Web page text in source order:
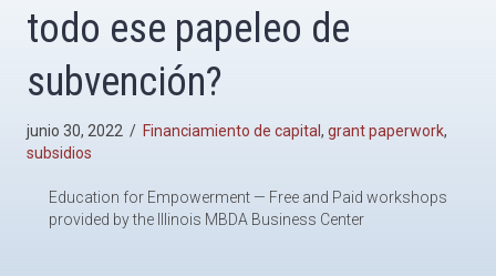
todo ese papeleo de
subvención?
junio 30, 2022 / Financiamiento de capital , grant paperwork,
subsidios
Education for Empowerment — Free and Paid workshops
provided by the Illinois MBDA Business Center